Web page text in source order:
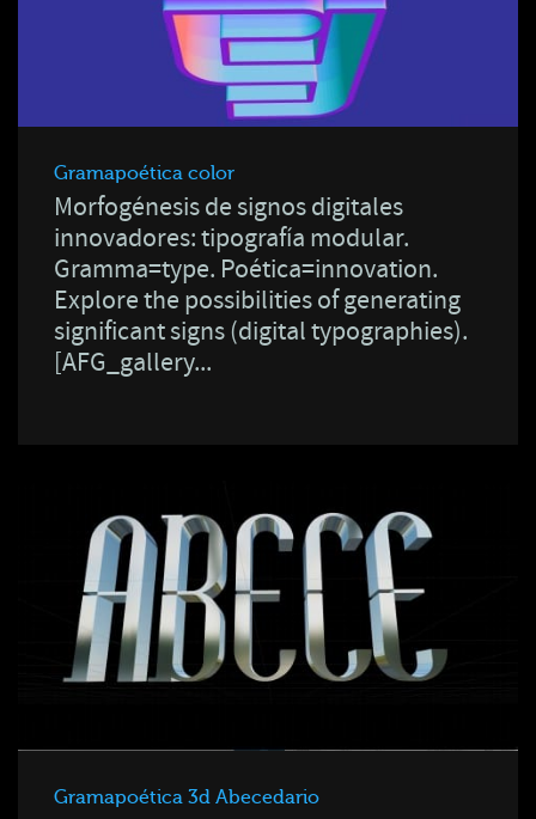
Gramapoética color
Morfogénesis de signos digitales
innovadores: tipografía modular.
Gramma=type. Poética=innovation.
Explore the possibilities of generating
significant signs (digital typographies).
[AFG_gallery...
Gramapoética 3d Abecedario